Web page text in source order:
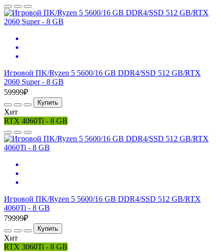
Игровой ПK/Ryzen 5 5600/16 GB DDR4/SSD 512 GB/RTX
2060 Super - 8 GB
59999₽
Купить
Хит
RTX 4060Ti - 8 GB
Игровой ПK/Ryzen 5 5600/16 GB DDR4/SSD 512 GB/RTX
4060Ti - 8 GB
79999₽
Купить
Хит
RTX 3060Ti - 8 GB